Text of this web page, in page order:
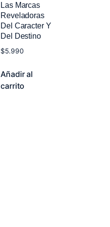
Las Marcas
Reveladoras
Del Caracter Y
Del Destino
$5.990
Añadir al
carrito